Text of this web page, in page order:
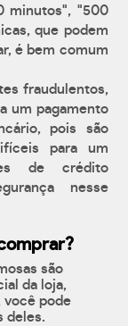
minutos", "500
que podem
é bem comum
fraudulentos,
um pagamento
pois são
para um
de crédito
nesse
são
da loja,
você pode
deles.